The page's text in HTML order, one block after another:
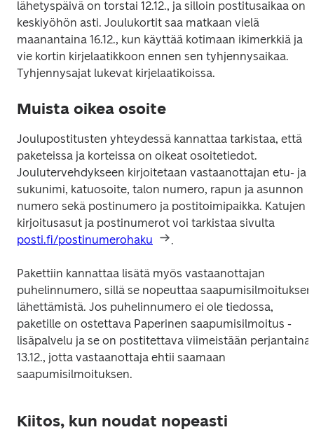
lähetyspäivä on torstai 12.12., ja silloin postitusaikaa on
keskiyöhön asti. Joulukortit saa matkaan vielä
maanantaina 16.12., kun käyttää kotimaan ikimerkkiä ja
vie kortin kirjelaatikkoon ennen sen tyhjennysaikaa.
Tyhjennysajat lukevat kirjelaatikoissa.
Muista oikea osoite
Joulupostitusten yhteydessä kannattaa tarkistaa, että
paketeissa ja korteissa on oikeat osoitetiedot.
Joulutervehdykseen kirjoitetaan vastaanottajan etu- ja
sukunimi, katuosoite, talon numero, rapun ja asunnon
numero sekä postinumero ja postitoimipaikka. Katujen
posti.fi/postinumerohaku
.
Pakettiin kannattaa lisätä myös vastaanottajan
puhelinnumero, sillä se nopeuttaa saapumisilmoituksen
lähettämistä. Jos puhelinnumero ei ole tiedossa,
paketille on ostettava Paperinen saapumisilmoitus -
lisäpalvelu ja se on postitettava viimeistään perjantaina
13.12., jotta vastaanottaja ehtii saamaan
saapumisilmoituksen.
Kiitos, kun noudat nopeasti